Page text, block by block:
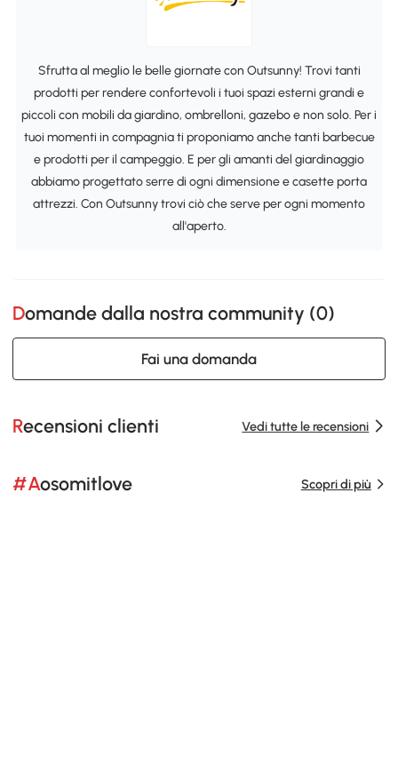
Sfrutta al meglio le belle giornate con Outsunny! Trovi tanti
prodotti per rendere confortevoli i tuoi spazi esterni grandi e
piccoli con mobili da giardino, ombrelloni, gazebo e non solo. Per i
tuoi momenti in compagnia ti proponiamo anche tanti barbecue
e prodotti per il campeggio. E per gli amanti del giardinaggio
abbiamo progettato serre di ogni dimensione e casette porta
attrezzi. Con Outsunny trovi ciò che serve per ogni momento
all'aperto.
Domande dalla nostra community (0)
Fai una domanda
Recensioni clienti Vedi tutte le recensioni
#Aosomitlove Scopri di più